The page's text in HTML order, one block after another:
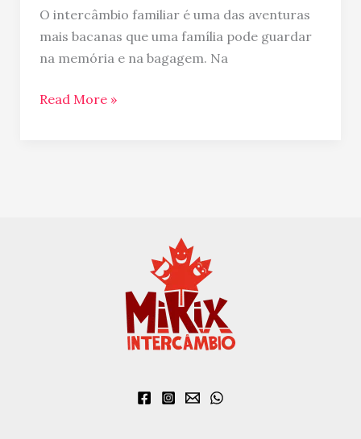
O intercâmbio familiar é uma das aventuras
mais bacanas que uma família pode guardar
na memória e na bagagem. Na
Read More »